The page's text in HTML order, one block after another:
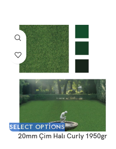
SELECT OPTIONS
20mm Çim Halı Curly 1950gr